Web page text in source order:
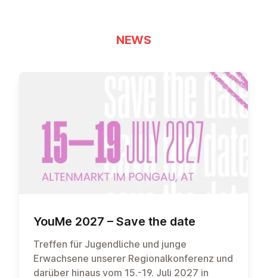
NEWS
YouMe 2027 – Save the date
Treffen für Jugendliche und junge
Erwachsene unserer Regionalkonferenz und
darüber hinaus vom 15.-19. Juli 2027 in